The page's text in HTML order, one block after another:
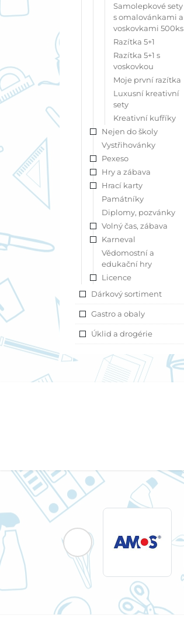
Samolepkové sety
s omalovánkami a
voskovkami 500ks
Razítka 5+1
Razítka 5+1 s
voskovkou
Moje první razítka
Luxusní kreativní
sety
Kreativní kufříky
Nejen do školy
Vystřihovánky
Pexeso
Hry a zábava
Hrací karty
Památníky
Diplomy, pozvánky
Volný čas, zábava
Karneval
Vědomostní a
edukační hry
Licence
Dárkový sortiment
Gastro a obaly
Úklid a drogérie